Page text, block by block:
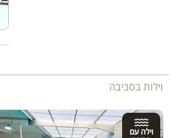
וילות בסביבה
וילה עם